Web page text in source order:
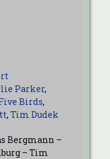
Parker,
Birds,
, Tim Dudek
Bergmann –
– Tim